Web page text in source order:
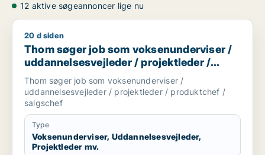
12 aktive søgeannoncer lige nu
Thom søger job som voksenunderviser /
20 d siden
Thom søger job som voksenunderviser /
uddannelsesvejleder / projektleder /
produktchef / salgschef
Thom søger job som voksenunderviser /
uddannelsesvejleder / projektleder / produktchef /
salgschef
Type
Voksenunderviser, Uddannelsesvejleder,
Projektleder mv.